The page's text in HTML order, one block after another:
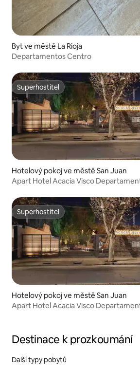
Byt ve městě La Rioja
Departamentos Centro
Superhostitel
Superhostitel
Hotelový pokoj ve městě San Juan
Apart Hotel Acacia Visco
Superhostitel
Superhostitel
Hotelový pokoj ve městě San Juan
Apart Hotel Acacia Visco
Destinace k prozkoumání
Další typy pobytů